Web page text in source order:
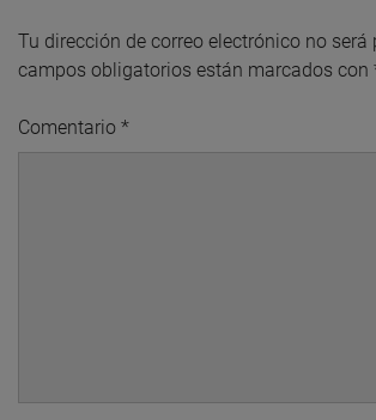
Tu dirección de correo electrónico no será
campos obligatorios están marcados con
Comentario *